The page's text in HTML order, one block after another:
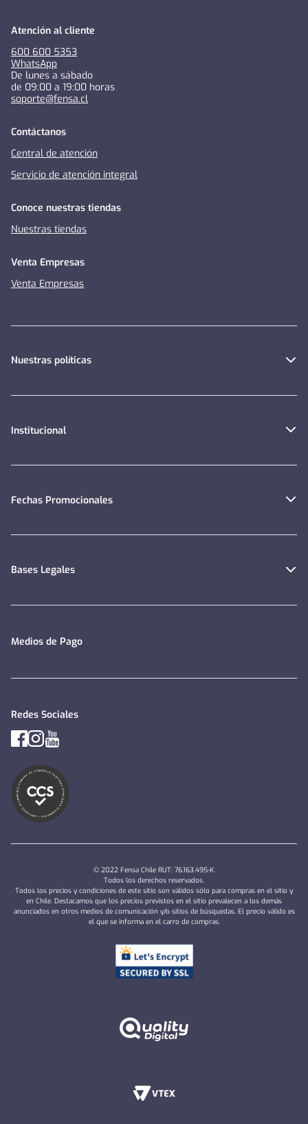
Atención al cliente
600 600 5353
WhatsApp
De lunes a sábado
de 09:00 a 19:00 horas
soporte@fensa.cl
Contáctanos
Central de atención
Servicio de atención integral
Conoce nuestras tiendas
Nuestras tiendas
Venta Empresas
Venta Empresas
Nuestras políticas
Institucional
Fechas Promocionales
Bases Legales
Medios de Pago
Redes Sociales
© 2022 Fensa Chile RUT: 76.163.495-K.
Todos los derechos reservados.
Todos los precios y condiciones de este sitio son válidos sólo para compras en el sitio y
en Chile. Destacamos que los precios previstos en el sitio prevalecen a los demás
anunciados en otros medios de comunicación y/o sitios de búsquedas. El precio válido es
el que se informa en el carro de compras.